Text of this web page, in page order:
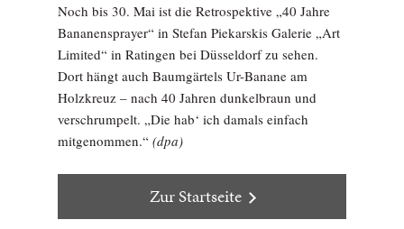
Noch bis 30. Mai ist die Retrospektive „40 Jahre
Bananensprayer“ in Stefan Piekarskis Galerie „Art
Limited“ in Ratingen bei Düsseldorf zu sehen.
Dort hängt auch Baumgärtels Ur-Banane am
Holzkreuz – nach 40 Jahren dunkelbraun und
verschrumpelt. „Die hab‘ ich damals einfach
mitgenommen.“ (dpa)
Zur Startseite